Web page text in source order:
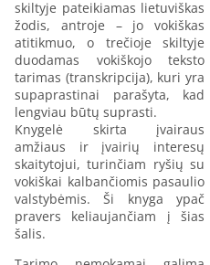
skiltyje pateikiamas lietuviškas
žodis, antroje – jo vokiškas
atitikmuo, o trečioje skiltyje
duodamas vokiškojo teksto
tarimas (transkripcija), kuri yra
supaprastinai parašyta, kad
lengviau būtų suprasti.
Knygelė skirta įvairaus
amžiaus ir įvairių interesų
skaitytojui, turinčiam ryšių su
vokiškai kalbančiomis pasaulio
valstybėmis. Ši knyga ypač
pravers keliaujančiam į šias
šalis.